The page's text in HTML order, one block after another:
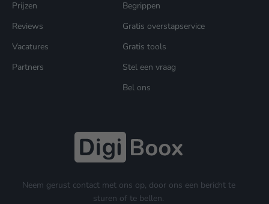
Neem gerust contact met ons op, door ons een bericht te
sturen of te bellen.
Prijzen
Reviews
Vacatures
Partners
Begrippen
Gratis overstapservice
Gratis tools
Stel een vraag
Bel ons